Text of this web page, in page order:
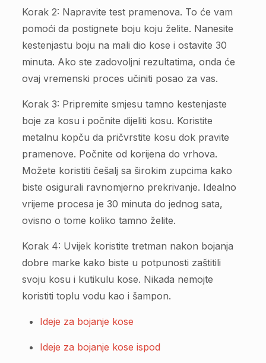
Korak 2: Napravite test pramenova. To će vam
pomoći da postignete boju koju želite. Nanesite
kestenjastu boju na mali dio kose i ostavite 30
minuta. Ako ste zadovoljni rezultatima, onda će
ovaj vremenski proces učiniti posao za vas.
Korak 3: Pripremite smjesu tamno kestenjaste
boje za kosu i počnite dijeliti kosu. Koristite
metalnu kopču da pričvrstite kosu dok pravite
pramenove. Počnite od korijena do vrhova.
Možete koristiti češalj sa širokim zupcima kako
biste osigurali ravnomjerno prekrivanje. Idealno
vrijeme procesa je 30 minuta do jednog sata,
ovisno o tome koliko tamno želite.
Korak 4: Uvijek koristite tretman nakon bojanja
dobre marke kako biste u potpunosti zaštitili
svoju kosu i kutikulu kose. Nikada nemojte
koristiti toplu vodu kao i šampon.
Ideje za bojanje kose
Ideje za bojanje kose ispod